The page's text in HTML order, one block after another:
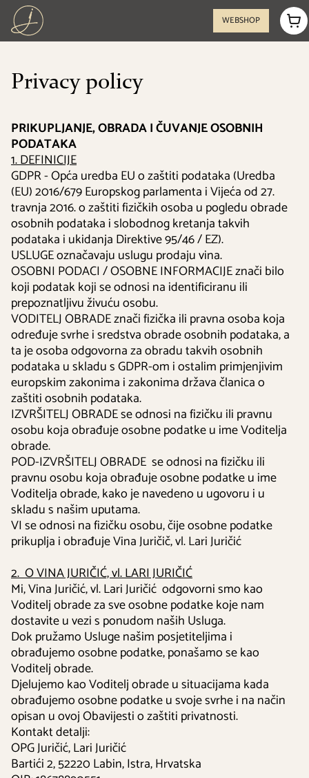
WEBSHOP
Privacy policy
PRIKUPLJANJE, OBRADA I ČUVANJE OSOBNIH
PODATAKA
1. DEFINICIJE
GDPR - Opća uredba EU o zaštiti podataka (Uredba
(EU) 2016/679 Europskog parlamenta i Vijeća od 27.
travnja 2016. o zaštiti fizičkih osoba u pogledu obrade
osobnih podataka i slobodnog kretanja takvih
podataka i ukidanja Direktive 95/46 / EZ).
USLUGE označavaju uslugu prodaju vina.
OSOBNI PODACI / OSOBNE INFORMACIJE znači bilo
koji podatak koji se odnosi na identificiranu ili
prepoznatljivu živuću osobu.
VODITELJ OBRADE znači fizička ili pravna osoba koja
određuje svrhe i sredstva obrade osobnih podataka, a
ta je osoba odgovorna za obradu takvih osobnih
podataka u skladu s GDPR-om i ostalim primjenjivim
europskim zakonima i zakonima država članica o
zaštiti osobnih podataka.
IZVRŠITELJ OBRADE se odnosi na fizičku ili pravnu
osobu koja obrađuje osobne podatke u ime Voditelja
obrade.
POD-IZVRŠITELJ OBRADE se odnosi na fizičku ili
pravnu osobu koja obrađuje osobne podatke u ime
Voditelja obrade, kako je navedeno u ugovoru i u
skladu s našim uputama.
VI se odnosi na fizičku osobu, čije osobne podatke
prikuplja i obrađuje Vina Juričič, vl. Lari Juričić
2. O VINA JURIČIĆ, vl. LARI JURIČIĆ
Mi, Vina Juričić, vl. Lari Juričić odgovorni smo kao
Voditelj obrade za sve osobne podatke koje nam
dostavite u vezi s ponudom naših Usluga.
Dok pružamo Usluge našim posjetiteljima i
obrađujemo osobne podatke, ponašamo se kao
Voditelj obrade.
Djelujemo kao Voditelj obrade u situacijama kada
obrađujemo osobne podatke u svoje svrhe i na način
opisan u ovoj Obavijesti o zaštiti privatnosti.
Kontakt detalji:
OPG Juričić, Lari Juričić
Bartići 2, 52220 Labin, Istra, Hrvatska